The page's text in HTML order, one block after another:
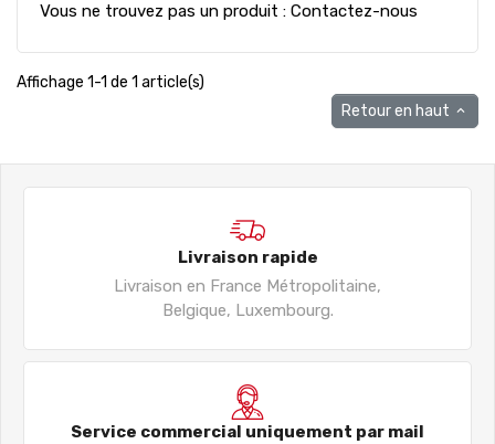
Vous ne trouvez pas un produit : Contactez-nous
Affichage 1-1 de 1 article(s)
Retour en haut 
Livraison rapide
Livraison en France Métropolitaine,
Belgique, Luxembourg.
Service commercial uniquement par mail